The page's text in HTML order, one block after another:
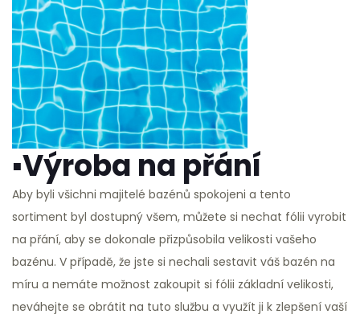
▪Výroba na přání
Aby byli všichni majitelé bazénů spokojeni a tento
sortiment byl dostupný všem, můžete si nechat fólii vyrobit
na přání, aby se dokonale přizpůsobila velikosti vašeho
bazénu. V případě, že jste si nechali sestavit váš bazén na
míru a nemáte možnost zakoupit si fólii základní velikosti,
neváhejte se obrátit na tuto službu a využít ji k zlepšení vaší